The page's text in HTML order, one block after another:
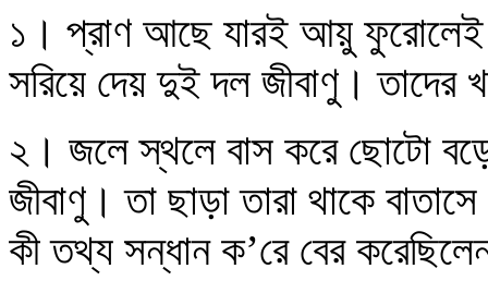
১। প্রাণ আছে যারই আয়ু ফুরোলেই
সরিয়ে দেয় দুই দল জীবাণু।
২। জলে স্থলে বাস করে ছোটো
জীবাণু। তা ছাড়া তারা থাকে
কী তথ্য সন্ধান ক’রে বের